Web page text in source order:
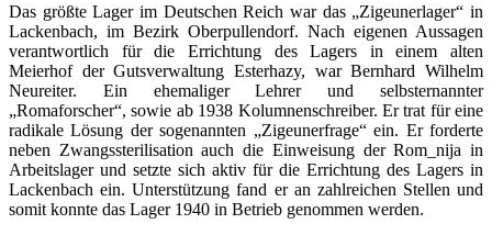
Das größte Lager im Deutschen Reich war das „Zigeunerlager“ in
Lackenbach, im Bezirk Oberpullendorf. Nach eigenen Aussagen
verantwortlich für die Errichtung des Lagers in einem alten
Meierhof der Gutsverwaltung Esterhazy, war Bernhard Wilhelm
Neureiter. Ein ehemaliger Lehrer und selbsternannter
„Romaforscher“, sowie ab 1938 Kolumnenschreiber. Er trat für eine
radikale Lösung der sogenannten „Zigeunerfrage“ ein. Er forderte
neben Zwangssterilisation auch die Einweisung der Rom_nija in
Arbeitslager und setzte sich aktiv für die Errichtung des Lagers in
Lackenbach ein. Unterstützung fand er an zahlreichen Stellen und
somit konnte das Lager 1940 in Betrieb genommen werden.